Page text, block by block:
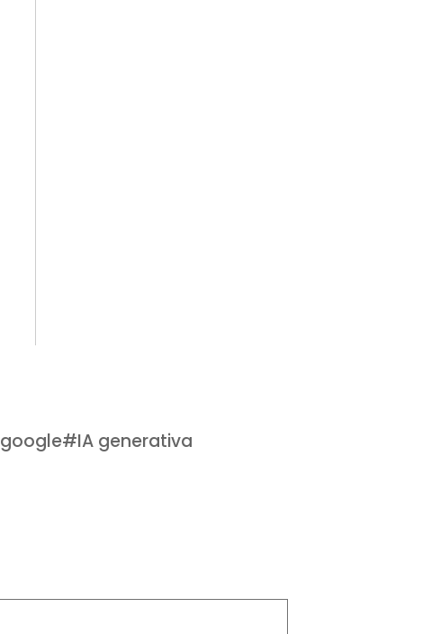
google#IA generativa